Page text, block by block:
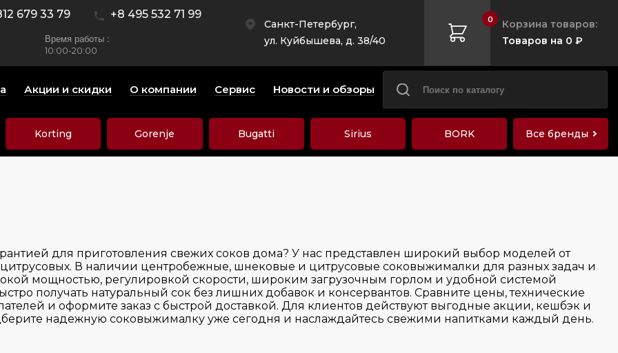
679 33 79 +8 495 532 71 99
Время работы :
10:00-20:00
Санкт-Петербург,
ул. Куйбышева, д. 38/40
0
Корзина товаров:
Товаров на 0 ₽
Акции и скидки О компании Сервис Новости и обзоры
Korting Gorenje Bugatti Sirius BORK Все бренды
для приготовления свежих соков дома? У нас представлен широкий выбор моделей от
В наличии центробежные, шнековые и цитрусовые соковыжималки для разных задач и
мощностью, регулировкой скорости, широким загрузочным горлом и удобной системой
получать натуральный сок без лишних добавок и консервантов. Сравните цены, технические
и оформите заказ с быстрой доставкой. Для клиентов действуют выгодные акции, кешбэк и
надежную соковыжималку уже сегодня и наслаждайтесь свежими напитками каждый день.